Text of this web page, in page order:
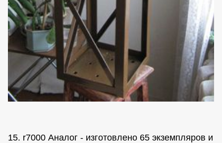
15. r7000 Аналог - изготовлено 65 экземпляров и